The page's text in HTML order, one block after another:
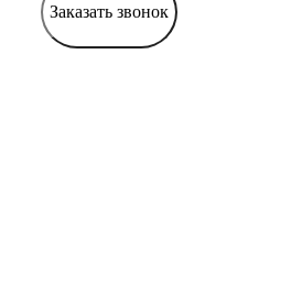
Заказать звонок